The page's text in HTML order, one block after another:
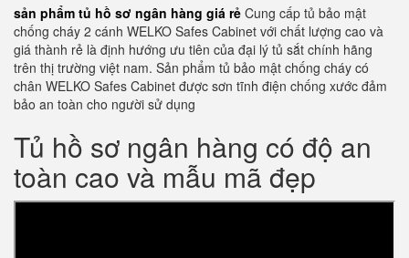
sản phẩm tủ hồ sơ ngân hàng giá rẻ Cung cấp tủ bảo mật
chống cháy 2 cánh WELKO Safes Cabinet với chất lượng cao và
giá thành rẻ là định hướng ưu tiên của đại lý tủ sắt chính hãng
trên thị trường việt nam. Sản phẩm tủ bảo mật chống cháy có
chân WELKO Safes Cabinet được sơn tĩnh điện chống xước đảm
bảo an toàn cho người sử dụng
Tủ hồ sơ ngân hàng có độ an
toàn cao và mẫu mã đẹp